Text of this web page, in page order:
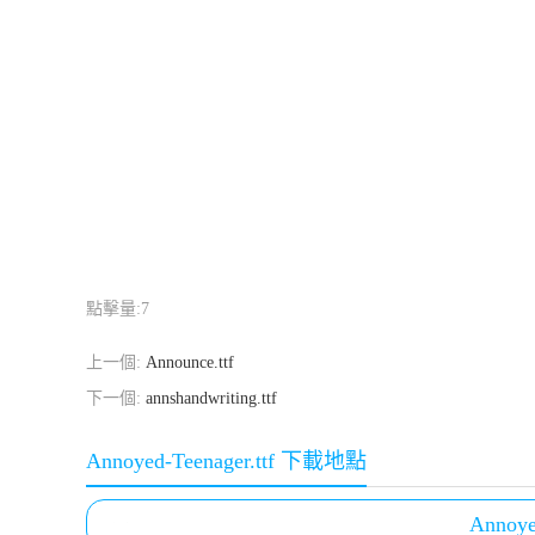
點擊量:7
上一個: Announce.ttf
下一個: annshandwriting.ttf
Annoyed-Teenager.ttf 下載地點